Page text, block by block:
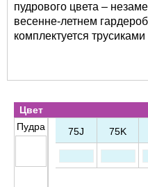
пудрового цвета –
весенне-летнем
комплектуется
Цвет
Пудра
75J 75K